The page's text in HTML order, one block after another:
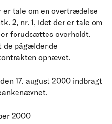
er tale om en overtrædelse
2, nr. 1, idet der er tale om
forudsættes overholdt.
de pågældende
ophævet.
17. august 2000 indbragt
2000